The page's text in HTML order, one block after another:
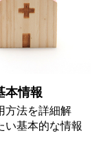
本情報
方法を詳細解
い基本的な情報